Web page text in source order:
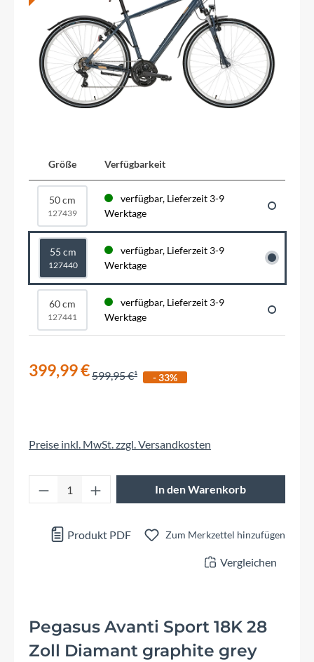
Größe Verfügbarkeit
50 cm
127439
verfügbar, Lieferzeit 3-9
Werktage
55 cm
127440
verfügbar, Lieferzeit 3-9
Werktage
60 cm
127441
verfügbar, Lieferzeit 3-9
Werktage
399,99 €599,95 € - 33%
Preise inkl. MwSt. zzgl. Versandkosten
Produkt Anzahl: Gib den gewünschten
In den Warenkorb
Produkt PDF Zum Merkzettel hinzufügen
Vergleichen
Pegasus Avanti Sport 18K 28
Zoll Diamant graphite grey